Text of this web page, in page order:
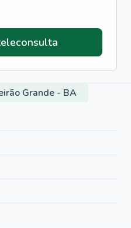
Grande - BA